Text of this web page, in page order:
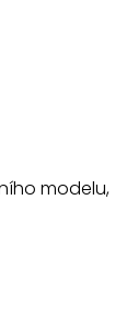
modelu,